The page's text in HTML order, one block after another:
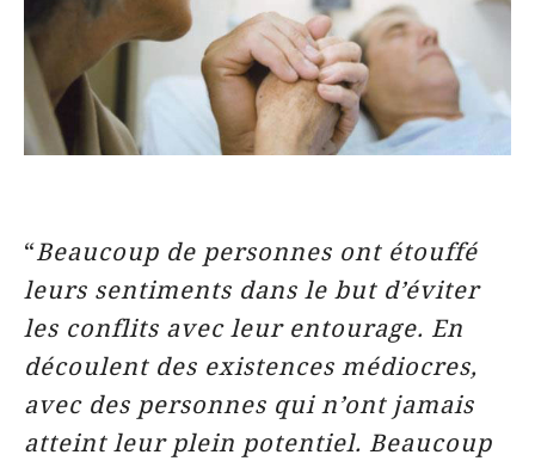
“Beaucoup de personnes ont étouffé
leurs sentiments dans le but d’éviter
les conflits avec leur entourage. En
découlent des existences médiocres,
avec des personnes qui n’ont jamais
atteint leur plein potentiel. Beaucoup